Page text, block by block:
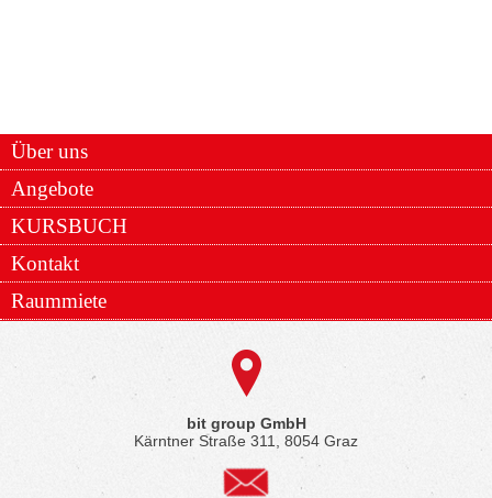
Über uns
Angebote
KURSBUCH
Kontakt
Raummiete
bit group GmbH
Kärntner Straße 311, 8054 Graz